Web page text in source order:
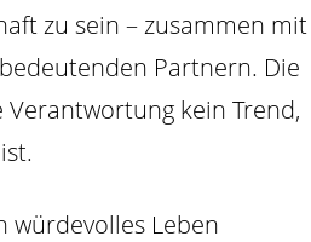
zu sein – zusammen mit
Partnern. Die
kein Trend,
würdevolles Leben